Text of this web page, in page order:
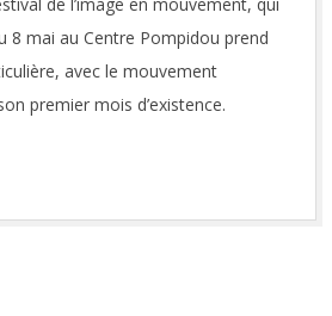
8 mai au Centre Pompidou prend
avec le mouvement
premier mois d’existence.